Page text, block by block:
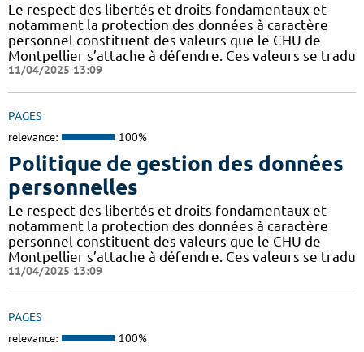
Le respect des libertés et droits fondamentaux et
notamment la protection des données à caractère
personnel constituent des valeurs que le CHU de
Montpellier s’attache à défendre. Ces valeurs se tradu
11/04/2025 13:09
PAGES
relevance: 100%
Politique de gestion des données
personnelles
Le respect des libertés et droits fondamentaux et
notamment la protection des données à caractère
personnel constituent des valeurs que le CHU de
Montpellier s’attache à défendre. Ces valeurs se tradu
11/04/2025 13:09
PAGES
relevance: 100%